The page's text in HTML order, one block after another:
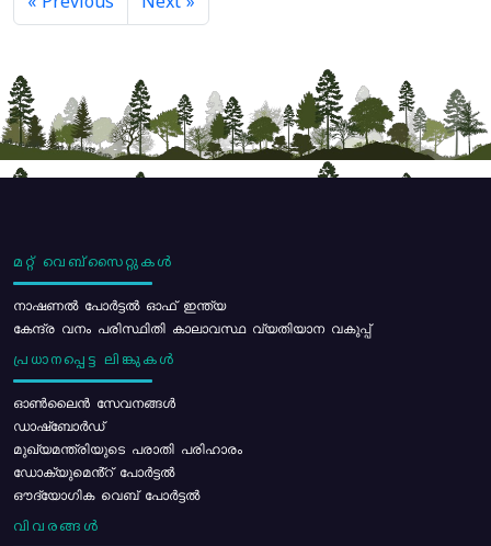
മറ്റ് വെബ്സൈറ്റുകൾ
നാഷണൽ പോർട്ടൽ ഓഫ് ഇന്ത്യ
കേന്ദ്ര വനം പരിസ്ഥിതി കാലാവസ്ഥ വ്യതിയാന വകുപ്പ്
പ്രധാനപ്പെട്ട ലിങ്കുകൾ
ഓൺലൈൻ സേവനങ്ങൾ
ഡാഷ്ബോർഡ്
മുഖ്യമന്ത്രിയുടെ പരാതി പരിഹാരം
ഡോക്യുമെൻ്റ് പോർട്ടൽ
ഔദ്യോഗിക വെബ് പോർട്ടൽ
വിവരങ്ങൾ